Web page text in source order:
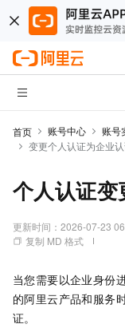
首页 账号中心 账号
变更个人认证为企业
个人认证
更新时间： 2026-07-23
复制 MD 格式
当您需要以企业身份
的阿里云产品和服务
证。